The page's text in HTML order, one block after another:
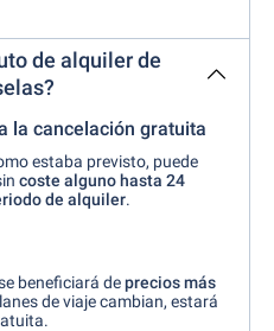
de alquiler de
la cancelación gratuita
estaba previsto, puede
coste alguno hasta 24
de alquiler.
beneficiará deprecios más
de viaje cambian, estará